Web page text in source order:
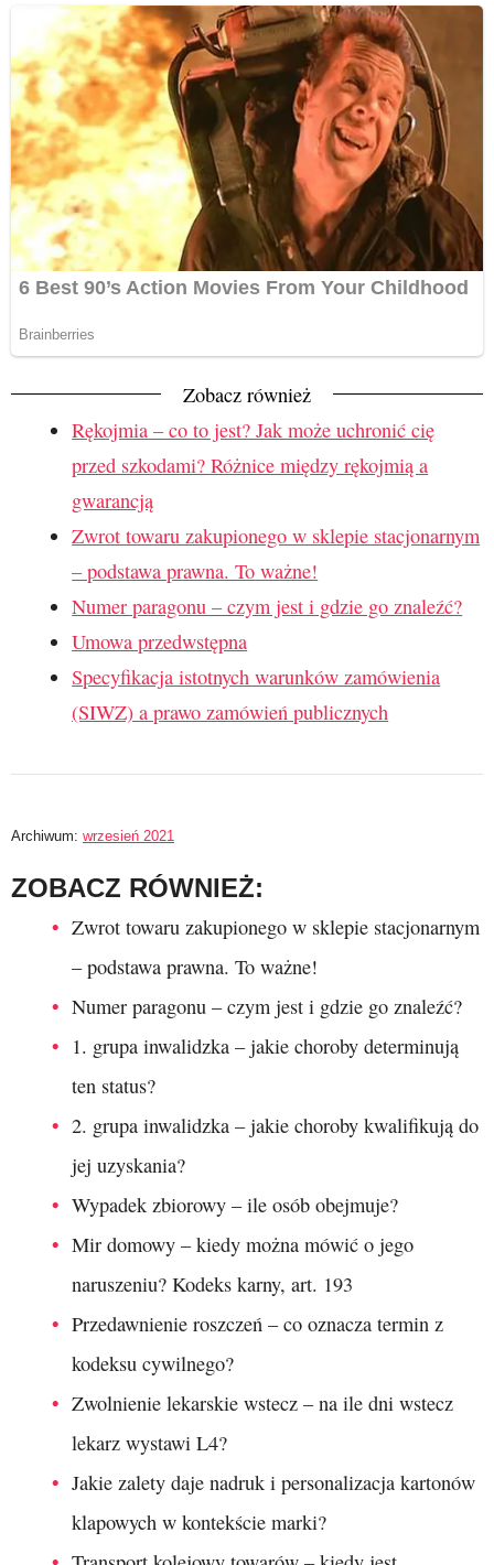
Zobacz również
Rękojmia – co to jest? Jak może uchronić cię
przed szkodami? Różnice między rękojmią a
gwarancją
Zwrot towaru zakupionego w sklepie stacjonarnym
– podstawa prawna. To ważne!
Numer paragonu – czym jest i gdzie go znaleźć?
Umowa przedwstępna
Specyfikacja istotnych warunków zamówienia
(SIWZ) a prawo zamówień publicznych
Archiwum: wrzesień 2021
ZOBACZ RÓWNIEŻ:
Zwrot towaru zakupionego w sklepie stacjonarnym
– podstawa prawna. To ważne!
Numer paragonu – czym jest i gdzie go znaleźć?
1. grupa inwalidzka – jakie choroby determinują
ten status?
2. grupa inwalidzka – jakie choroby kwalifikują do
jej uzyskania?
Wypadek zbiorowy – ile osób obejmuje?
Mir domowy – kiedy można mówić o jego
naruszeniu? Kodeks karny, art. 193
Przedawnienie roszczeń – co oznacza termin z
kodeksu cywilnego?
Zwolnienie lekarskie wstecz – na ile dni wstecz
lekarz wystawi L4?
Jakie zalety daje nadruk i personalizacja kartonów
klapowych w kontekście marki?